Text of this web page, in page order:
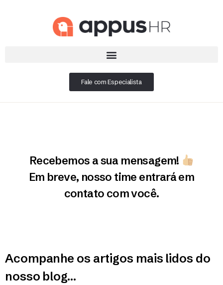
Fale com Especialista
Recebemos a sua mensagem!
Em breve, nosso time entrará em
contato com você.
Acompanhe os artigos mais lidos do
nosso blog…